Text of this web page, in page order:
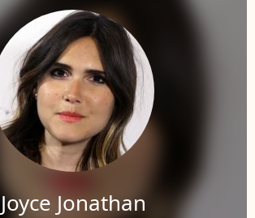
Joyce Jonathan